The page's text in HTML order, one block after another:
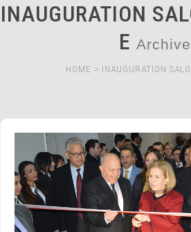
INAUGURATION
E Archive
HOME > INAUGURATION